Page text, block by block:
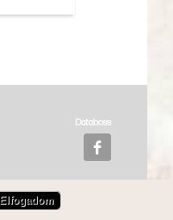
Databoss
Elfogadom